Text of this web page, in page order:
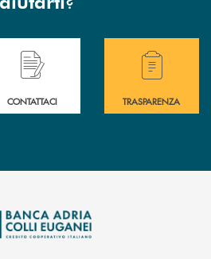
filiali .
bisogno di assistenza immediata?
CONTATTACI
Hai bisogno di
TRASPARENZA